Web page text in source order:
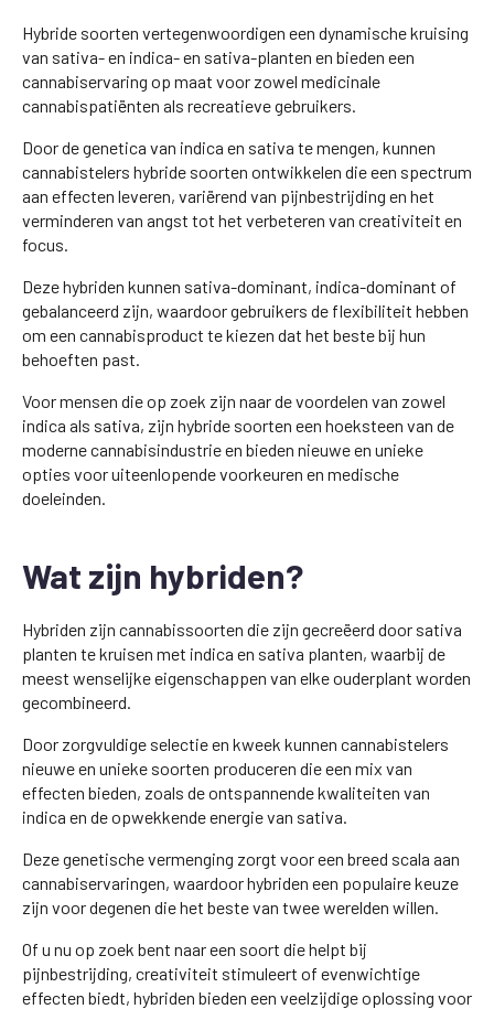
Hybride soorten vertegenwoordigen een dynamische kruising
van sativa- en indica- en sativa-planten en bieden een
cannabiservaring op maat voor zowel medicinale
cannabispatiënten als recreatieve gebruikers.
Door de genetica van indica en sativa te mengen, kunnen
cannabistelers hybride soorten ontwikkelen die een spectrum
aan effecten leveren, variërend van pijnbestrijding en het
verminderen van angst tot het verbeteren van creativiteit en
focus.
Deze hybriden kunnen sativa-dominant, indica-dominant of
gebalanceerd zijn, waardoor gebruikers de flexibiliteit hebben
om een cannabisproduct te kiezen dat het beste bij hun
behoeften past.
Voor mensen die op zoek zijn naar de voordelen van zowel
indica als sativa, zijn hybride soorten een hoeksteen van de
moderne cannabisindustrie en bieden nieuwe en unieke
opties voor uiteenlopende voorkeuren en medische
doeleinden.
Wat zijn hybriden?
Hybriden zijn cannabissoorten die zijn gecreëerd door sativa
planten te kruisen met indica en sativa planten, waarbij de
meest wenselijke eigenschappen van elke ouderplant worden
gecombineerd.
Door zorgvuldige selectie en kweek kunnen cannabistelers
nieuwe en unieke soorten produceren die een mix van
effecten bieden, zoals de ontspannende kwaliteiten van
indica en de opwekkende energie van sativa.
Deze genetische vermenging zorgt voor een breed scala aan
cannabiservaringen, waardoor hybriden een populaire keuze
zijn voor degenen die het beste van twee werelden willen.
Of u nu op zoek bent naar een soort die helpt bij
pijnbestrijding, creativiteit stimuleert of evenwichtige
effecten biedt, hybriden bieden een veelzijdige oplossing voor